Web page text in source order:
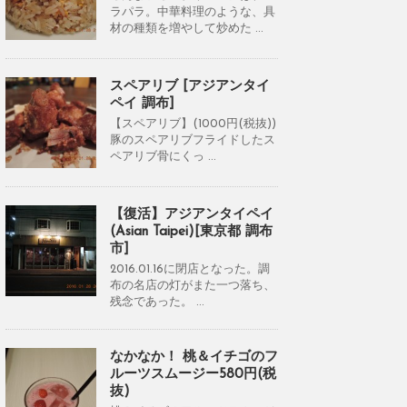
ラパラ。中華料理のような、具
材の種類を増やして炒めた ...
スペアリブ [アジアンタイ
ペイ 調布]
【スペアリブ】(1000円(税抜))
豚のスペアリブフライドしたス
ペアリブ骨にくっ ...
【復活】アジアンタイペイ
(Asian Taipei)[東京都 調布
市]
2016.01.16に閉店となった。調
布の名店の灯がまた一つ落ち、
残念であった。 ...
なかなか！ 桃＆イチゴのフ
ルーツスムージー580円(税
抜)